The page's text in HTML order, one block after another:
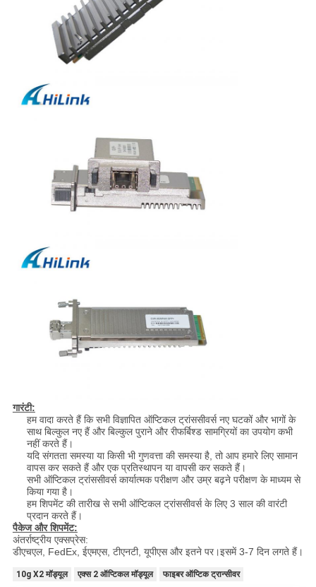
गारंटी:
हम वादा करते हैं कि सभी विज्ञापित ऑप्टिकल ट्रांससीवर्स नए घटकों और भागों के
साथ बिल्कुल नए हैं और बिल्कुल पुराने और रीफर्बिश्ड सामग्रियों का उपयोग कभी
नहीं करते हैं।
यदि संगतता समस्या या किसी भी गुणवत्ता की समस्या है, तो आप हमारे लिए सामान
वापस कर सकते हैं और एक प्रतिस्थापन या वापसी कर सकते हैं।
सभी ऑप्टिकल ट्रांससीवर्स कार्यात्मक परीक्षण और उम्र बढ़ने परीक्षण के माध्यम से
किया गया है।
हम शिपमेंट की तारीख से सभी ऑप्टिकल ट्रांससीवर्स के लिए 3 साल की वारंटी
प्रदान करते हैं।
पैकेज और शिपमेंट:
अंतर्राष्ट्रीय एक्सप्रेस:
डीएचएल, FedEx, ईएमएस, टीएनटी, यूपीएस और इतने पर।इसमें 3-7 दिन लगते हैं।
10g X2 मॉड्यूल एक्स 2 ऑप्टिकल मॉड्यूल फाइबर ऑप्टिक ट्रान्सीवर